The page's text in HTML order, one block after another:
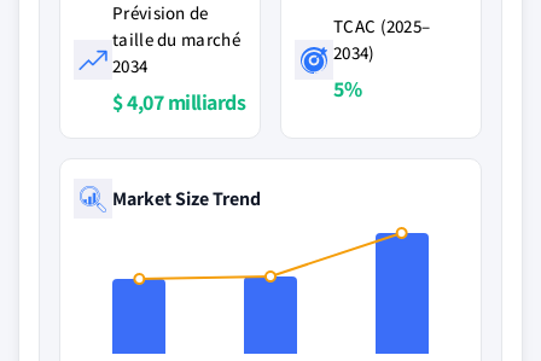
Prévision de
taille du marché
2034
$ 4,07 milliards
TCAC (2025–
2034)
5%
Market Size Trend